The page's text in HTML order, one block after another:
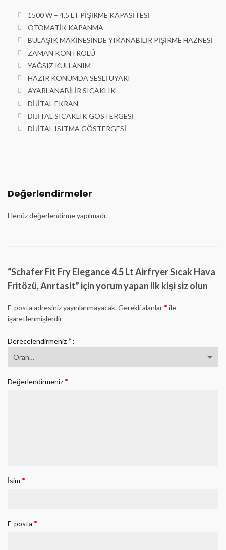
1500 W – 4,5 LT PİŞİRME KAPASİTESİ
OTOMATİK KAPANMA
BULAŞIK MAKİNESİNDE YIKANABİLİR PİŞİRME HAZNESİ
ZAMAN KONTROLÜ
YAĞSIZ KULLANIM
HAZIR KONUMDA SESLİ UYARI
AYARLANABİLİR SICAKLIK
DİJİTAL EKRAN
DİJİTAL SICAKLIK GÖSTERGESİ
DİJİTAL ISITMA GÖSTERGESİ
Değerlendirmeler
Henüz değerlendirme yapılmadı.
“Schafer Fit Fry Elegance 4.5 Lt Airfryer Sıcak Hava
Fritözü, Anrtasit” için yorum yapan ilk kişi siz olun
E-posta adresiniz yayınlanmayacak.Gerekli alanlar* ile
işaretlenmişlerdir
Derecelendirmeniz*
Değerlendirmeniz*
İsim *
E-posta *